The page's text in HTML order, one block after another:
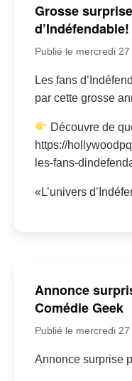
Grosse
Publié le mercredi
Les fans
par cette grosse
Découvre de
https://
les-fans-
«L’univers
Annonce
Comédie Geek
Publié le mercredi
Annonce surprise